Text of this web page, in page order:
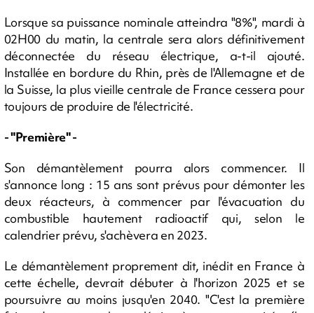
Lorsque sa puissance nominale atteindra "8%", mardi à
02H00 du matin, la centrale sera alors définitivement
déconnectée du réseau électrique, a-t-il ajouté.
Installée en bordure du Rhin, près de l'Allemagne et de
la Suisse, la plus vieille centrale de France cessera pour
toujours de produire de l'électricité.
- "Première" -
Son démantèlement pourra alors commencer. Il
s'annonce long : 15 ans sont prévus pour démonter les
deux réacteurs, à commencer par l'évacuation du
combustible hautement radioactif qui, selon le
calendrier prévu, s'achèvera en 2023.
Le démantèlement proprement dit, inédit en France à
cette échelle, devrait débuter à l'horizon 2025 et se
poursuivre au moins jusqu'en 2040. "C'est la première